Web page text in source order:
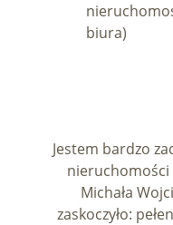
biura)
Jestem bardzo
nieruchomości
Michała
zaskoczyło: